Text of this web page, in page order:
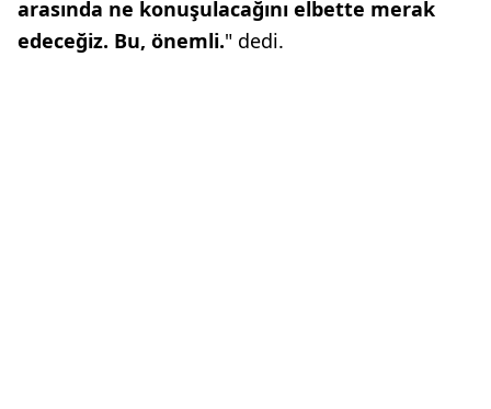
arasında ne konuşulacağını elbette merak
edeceğiz. Bu, önemli." dedi.